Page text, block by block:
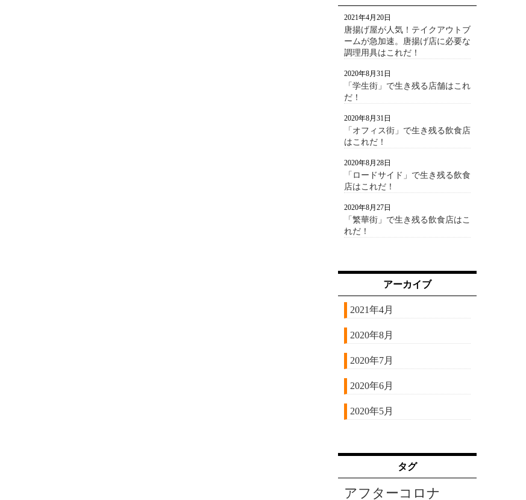
唐揚げ屋が人気！テイクアウトブ
ームが急加速。唐揚げ店に必要な
調理用具はこれだ！
2021年4月20日
「学生街」で生き残る店舗はこれ
だ！
2020年8月31日
「オフィス街」で生き残る飲食店
はこれだ！
2020年8月31日
「ロードサイド」で生き残る飲食
店はこれだ！
2020年8月28日
「繁華街」で生き残る飲食店はこ
れだ！
2020年8月27日
アーカイブ
2021年4月
2020年8月
2020年7月
2020年6月
2020年5月
タグ
アフターコロナ